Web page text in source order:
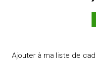
Ajouter à ma liste de